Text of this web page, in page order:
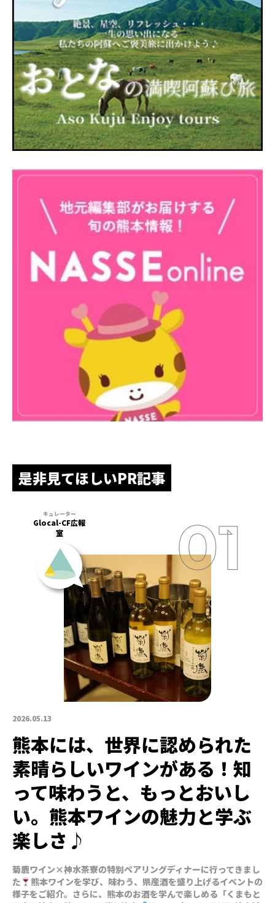
是非見てほしいPR記事
2026.05.13
Glocal-CF広報
室
熊本には、世界に認められた
素晴らしいワインがある！知
って味わうと、もっとおいし
い。熊本ワインの魅力と学ぶ
楽しさ♪
菊鹿ワイン×神水茶寮の特別ペアリングディナーに行ってきまし
た
熊本ワインを学び、味わう、県産酒を盛り上げるイベントの
様子をご紹介。さらに、熊本のお酒を学んで楽しめる「くまもと